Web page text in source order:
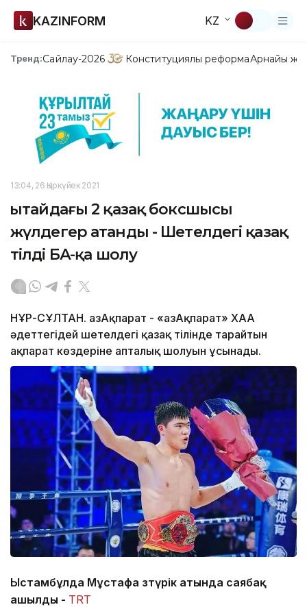
KAZINFORM KZ
Тренд:Сайлау-2026 Конституциялық реформаАрнайы
13:04, 26 Қыркүйек 2021
Қытайдағы 2 қазақ боксшысы
жүлдегер атанды - Шетелдегі қазақ
тілді БАҚ-қа шолу
НҰР-СҰЛТАН. ҚазАқпарат - «ҚазАқпарат» ХАА
әдеттегідей шетелдегі қазақ тілінде тарайтын
ақпарат көздеріне апталық шолуын ұсынады.
Ыстамбұлда Мұстафа Өзтүрік атында саябақ
ашылды - TRT